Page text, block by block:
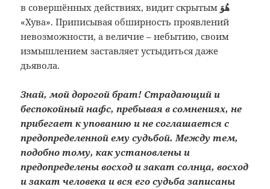
в совершённых действиях, видит скрытым هُوَ
«Хува». Приписывая обширность проявлений
невозможности, а величие – небытию, своим
измышлением заставляет устыдиться даже
дьявола.
Знай, мой дорогой брат! Страдающий и
беспокойный нафс, пребывая в сомнениях, не
прибегает к упованию и не соглашается с
предопределенной ему судьбой. Между тем,
подобно тому, как установлены и
предопределены восход и закат солнца, восход
и закат человека и вся его судьба записаны